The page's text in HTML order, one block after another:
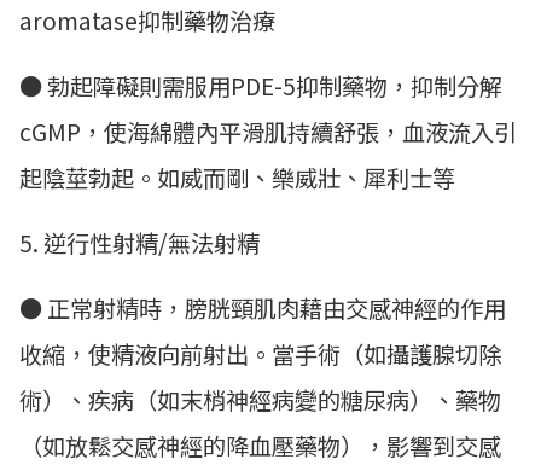
aromatase抑制藥物治療
● 勃起障礙則需服用PDE-5抑制藥物，抑制分解
cGMP，使海綿體內平滑肌持續舒張，血液流入引
起陰莖勃起。如威而剛、樂威壯、犀利士等
5. 逆行性射精/無法射精
● 正常射精時，膀胱頸肌肉藉由交感神經的作用
收縮，使精液向前射出。當手術（如攝護腺切除
術）、疾病（如末梢神經病變的糖尿病）、藥物
（如放鬆交感神經的降血壓藥物），影響到交感